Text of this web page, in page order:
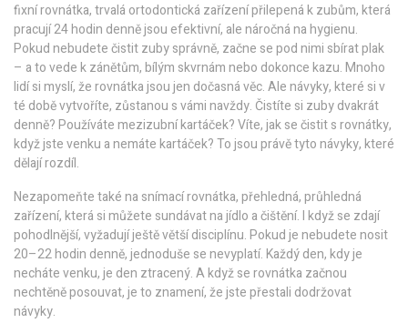
fixní rovnátka,trvalá ortodontická zařízení přilepená k zubům, která
pracují 24 hodin dennějsou efektivní, ale náročná na hygienu.
Pokud nebudete čistit zuby správně, začne se pod nimi sbírat plak
– a to vede k zánětům, bílým skvrnám nebo dokonce kazu. Mnoho
lidí si myslí, že rovnátka jsou jen dočasná věc. Ale návyky, které si v
té době vytvoříte, zůstanou s vámi navždy. Čistíte si zuby dvakrát
denně? Používáte mezizubní kartáček? Víte, jak se čistit s rovnátky,
když jste venku a nemáte kartáček? To jsou právě tyto návyky, které
dělají rozdíl.
Nezapomeňte také na snímací rovnátka,přehledná, průhledná
zařízení, která si můžete sundávat na jídlo a čištění. I když se zdají
pohodlnější, vyžadují ještě větší disciplínu. Pokud je nebudete nosit
20–22 hodin denně, jednoduše se nevyplatí. Každý den, kdy je
necháte venku, je den ztracený. A když se rovnátka začnou
nechtěně posouvat, je to znamení, že jste přestali dodržovat
návyky.